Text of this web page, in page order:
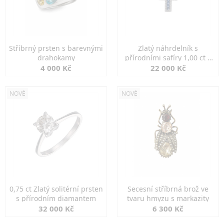
Stříbrný prsten s barevnými
drahokamy
4 000 Kč
Zlatý náhrdelník s
přírodními safíry 1,00 ct a
diamanty
22 000 Kč
NOVÉ
0,75 ct Zlatý solitérní prsten
s přírodním diamantem
32 000 Kč
NOVÉ
Secesní stříbrná brož ve
tvaru hmyzu s markazity
6 300 Kč